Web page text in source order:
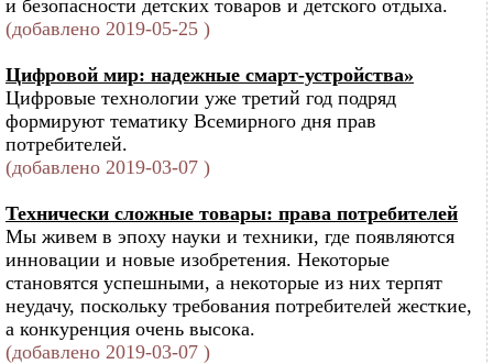
и безопасности детских товаров и детского отдыха.
(добавлено 2019-05-25 )
Цифровой мир: надежные смарт-устройства»
Цифровые технологии уже третий год подряд
формируют тематику Всемирного дня прав
потребителей.
(добавлено 2019-03-07 )
Технически сложные товары: права потребителей
Мы живем в эпоху науки и техники, где появляются
инновации и новые изобретения. Некоторые
становятся успешными, а некоторые из них терпят
неудачу, поскольку требования потребителей жесткие,
а конкуренция очень высока.
(добавлено 2019-03-07 )